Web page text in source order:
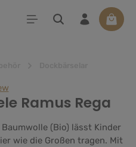
5 stjärnor
Ramus Rega
(Bio) lässt Kinder
wie die Großen tragen. Mit